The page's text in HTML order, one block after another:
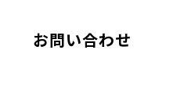
お問い合わせ